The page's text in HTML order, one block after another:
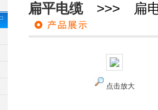
扁平电缆>>> 扁电
点击放大